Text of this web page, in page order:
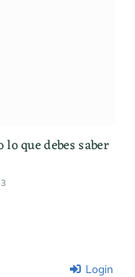
que debes saber
Login